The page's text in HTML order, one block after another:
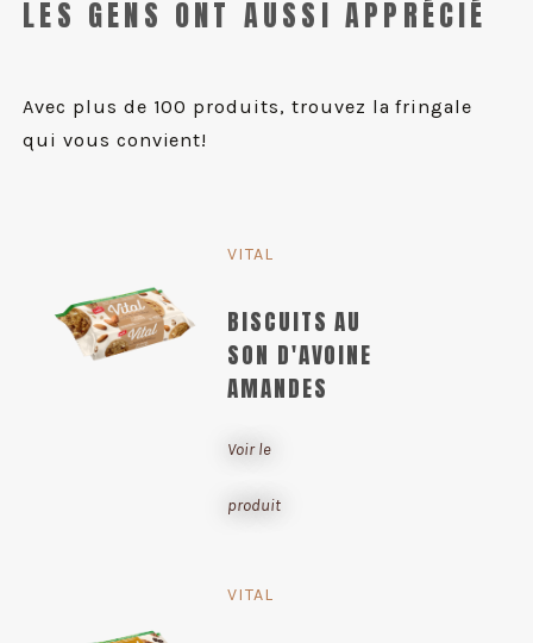
LES GENS ONT AUSSI APPRÉCIÉ
Avec plus de 100 produits, trouvez la fringale
qui vous convient!
VITAL
BISCUITS AU
SON D'AVOINE
AMANDES
Voir le
produit
VITAL